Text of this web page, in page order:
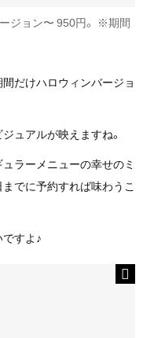
ジョン〜 950円。 ※期間
だけハロウィンバージョ
ュアルが映えますね。
ラーメニューの幸せのミ
でに予約すれば味わうこ
すよ♪